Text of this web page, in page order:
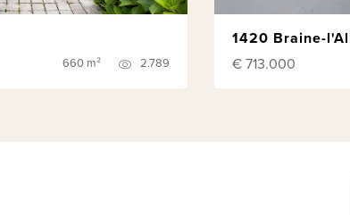
660 m² 2.789
1420 Braine-
€ 713.000